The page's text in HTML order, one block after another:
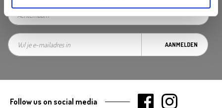
AANMELDEN
Follow us on social media